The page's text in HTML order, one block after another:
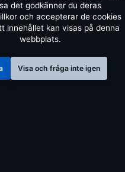
det godkänner du deras
och accepterar de cookies
innehållet kan visas på denna
webbplats.
Visa och fråga inte igen